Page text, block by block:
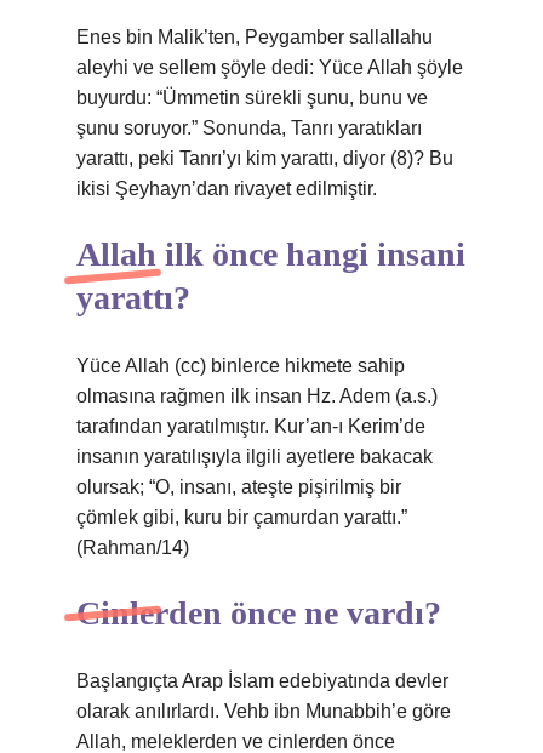
Enes bin Malik’ten, Peygamber sallallahu
aleyhi ve sellem şöyle dedi: Yüce Allah şöyle
buyurdu: “Ümmetin sürekli şunu, bunu ve
şunu soruyor.” Sonunda, Tanrı yaratıkları
yarattı, peki Tanrı’yı ​​kim yarattı, diyor (8)? Bu
ikisi Şeyhayn’dan rivayet edilmiştir.
Allah ilk önce hangi insani
yarattı?
Yüce Allah (cc) binlerce hikmete sahip
olmasına rağmen ilk insan Hz. Adem (a.s.)
tarafından yaratılmıştır. Kur’an-ı Kerim’de
insanın yaratılışıyla ilgili ayetlere bakacak
olursak; “O, insanı, ateşte pişirilmiş bir
çömlek gibi, kuru bir çamurdan yarattı.”
(Rahman/14)
Cinlerden önce ne vardı?
Başlangıçta Arap İslam edebiyatında devler
olarak anılırlardı. Vehb ibn Munabbih’e göre
Allah, meleklerden ve cinlerden önce